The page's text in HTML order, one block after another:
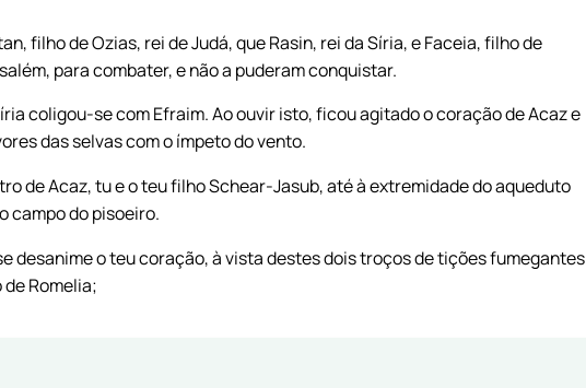
filho de Ozias, rei de Judá, que Rasin, rei da Síria, e Faceia, filho de
para combater, e não a puderam conquistar.
coligou-se com Efraim. Ao ouvir isto, ficou agitado o coração de Acaz e
das selvas com o ímpeto do vento.
de Acaz, tu e o teu filho Schear-Jasub, até à extremidade do aqueduto
campo do pisoeiro.
desanime o teu coração, à vista destes dois troços de tições fumegantes
Romelia;